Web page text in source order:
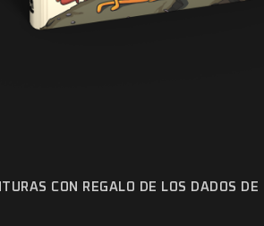
CON REGALO DE LOS DADOS DE